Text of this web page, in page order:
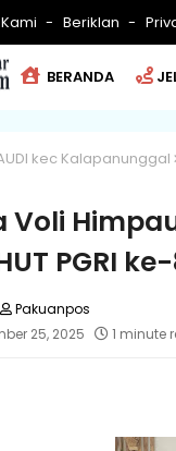
Beriklan
BERANDA
kec Kalapanunggal
Voli
PGRI
Pakuanpos
25, 2025
1 minute